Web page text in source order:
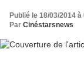
Publié le 18/03/2014 à
Par Cinéstarsnews